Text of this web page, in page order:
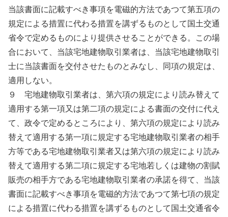
当該書面に記載すべき事項を電磁的方法であつて第五項の
規定による措置に代わる措置を講ずるものとして国土交通
省令で定めるものにより提供させることができる。この場
合において、当該宅地建物取引業者は、当該宅地建物取引
士に当該書面を交付させたものとみなし、同項の規定は、
適用しない。
９ 宅地建物取引業者は、第六項の規定により読み替えて
適用する第一項又は第二項の規定による書面の交付に代え
て、政令で定めるところにより、第六項の規定により読み
替えて適用する第一項に規定する宅地建物取引業者の相手
方等である宅地建物取引業者又は第六項の規定により読み
替えて適用する第二項に規定する宅地若しくは建物の割賦
販売の相手方である宅地建物取引業者の承諾を得て、当該
書面に記載すべき事項を電磁的方法であつて第七項の規定
による措置に代わる措置を講ずるものとして国土交通省令